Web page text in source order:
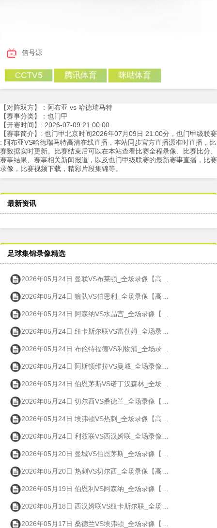
信号源
CCTV5 腾讯体育 咪咕体育
【对阵双方】：阿布亚 vs 哈德瑞马特
【赛事分类】：也门甲
【开赛时间】: 2026-07-09 21:00:00
【赛事简介】: 也门甲北京时间2026年07月09日 21:00分，也门甲级联赛
: 阿布亚VS哈德瑞马特高清在线直播，本站同步官方直播源准时直播，比
赛数据实时更新。比赛结束后可以在本站查看比赛全程录像、比赛比分、
赛事结果、赛事相关新闻报道，以及也门甲级联赛的最新赛事直播，比赛
录像，比赛视频下载，精彩片段集锦等。
最新资讯
足球集锦录像精选
2026年05月24日 曼联VS布莱顿_全场录像【高清回放】
2026年05月24日 狼队VS伯恩利_全场录像【高清回放】
2026年05月24日 阿森纳VS水晶宫_全场录像【高清回放】
2026年05月24日 纽卡斯尔联VS富勒姆_全场录像【高清回放】
2026年05月24日 布伦特福德VS利物浦_全场录像【高清回放】
2026年05月24日 阿斯顿维拉VS曼城_全场录像【高清回放】
2026年05月24日 伯恩茅斯VS诺丁汉森林_全场录像【高清回放】
2026年05月24日 切尔西VS桑德兰_全场录像【高清回放】
2026年05月24日 埃弗顿VS热刺_全场录像【高清回放】
2026年05月24日 利兹联VS西汉姆联_全场录像【高清回放】
2026年05月20日 曼城VS伯恩茅斯_全场录像【高清回放】
2026年05月20日 热刺VS切尔西_全场录像【高清回放】
2026年05月19日 伯恩利VS阿森纳_全场录像【高清回放】
2026年05月18日 西汉姆联VS纽卡斯尔联_全场录像【高清回放】
2026年05月17日 桑德兰VS埃弗顿_全场录像【高清回放】